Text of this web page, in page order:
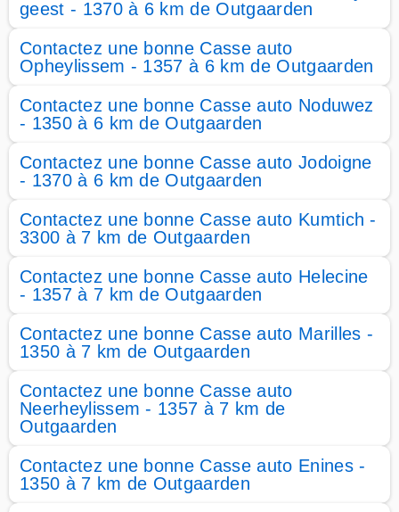
geest - 1370 à 6 km de Outgaarden
Contactez une bonne Casse auto
Opheylissem - 1357 à 6 km de Outgaarden
Contactez une bonne Casse auto Noduwez
- 1350 à 6 km de Outgaarden
Contactez une bonne Casse auto Jodoigne
- 1370 à 6 km de Outgaarden
Contactez une bonne Casse auto Kumtich -
3300 à 7 km de Outgaarden
Contactez une bonne Casse auto Helecine
- 1357 à 7 km de Outgaarden
Contactez une bonne Casse auto Marilles -
1350 à 7 km de Outgaarden
Contactez une bonne Casse auto
Neerheylissem - 1357 à 7 km de
Outgaarden
Contactez une bonne Casse auto Enines -
1350 à 7 km de Outgaarden